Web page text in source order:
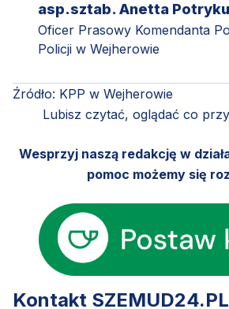
asp.sztab. Anetta
Oficer Prasowy Komendanta
Policji w Wejherowie
Źródło: KPP w Wejherowie
Lubisz czytać, oglądać co
Wesprzyj naszą redakcję w
pomoc możemy się
Kontakt